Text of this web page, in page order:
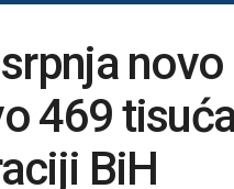
469
BiH